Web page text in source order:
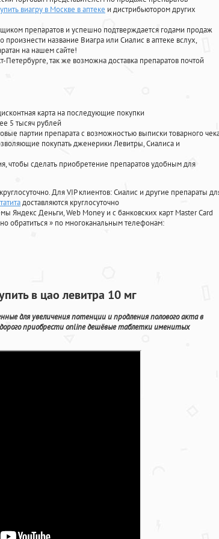
виагру в Москве в аптеке и дистрибьютором других
препаратов и успешно подтверждается годами продаж
название Виагра или Сиалис в аптеке вслух,
на нашем сайте!
так же возможна доставка препаратов почтой
карта на последующие покупки
5 тысяч рублей
партии препарата с возможностью выписки товарного
покупать дженерики Левитры, Сиалиса и
чтобы сделать приобретение препаратов удобным для
Для VIP клиентов: Сиалис и другие препараты
доставляются круглосуточно
Яндекс Деньги, Web Money и с банковских карт Master Card
обратиться» по многоканальным телефонам:
в цао левитра 10 мг
для увеличения потенции и продления полового акта в
приобрести online дешёвые таблетки именитых